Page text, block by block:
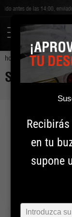
mismo día. Garantía
home shichirin
SHICHIRIN
Shichirin
SHICHIRIN
SHICHIRIN
SHICHIRIN
SHICHIRIN
en tu
supone
Typ